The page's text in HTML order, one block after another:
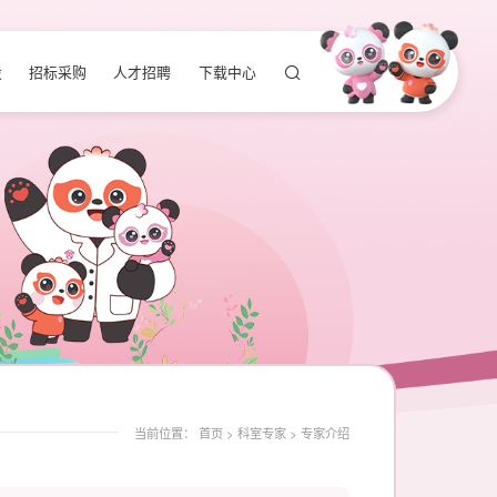
招标采购 人才招聘 下载中心
当前位置： 首页 >科室专家 >专家介绍